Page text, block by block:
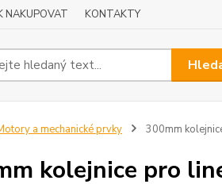
NAKUPOVAT KONTAKTY
a mechanické prvky 300mm
kolejnice pro